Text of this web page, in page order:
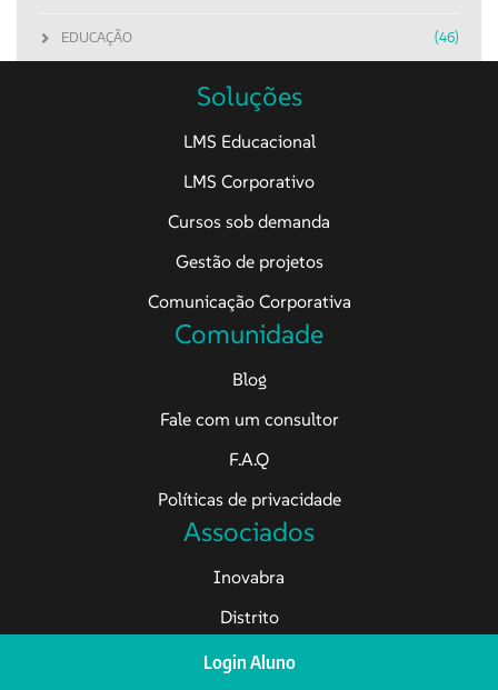
EDUCAÇÃO (46)
Soluções
LMS Educacional
LMS Corporativo
Cursos sob demanda
Gestão de projetos
Comunicação Corporativa
Comunidade
Blog
Fale com um consultor
F.A.Q
Políticas de privacidade
Associados
Inovabra
Distrito
Rotary
Login Aluno